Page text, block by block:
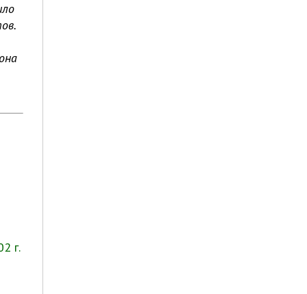
г.